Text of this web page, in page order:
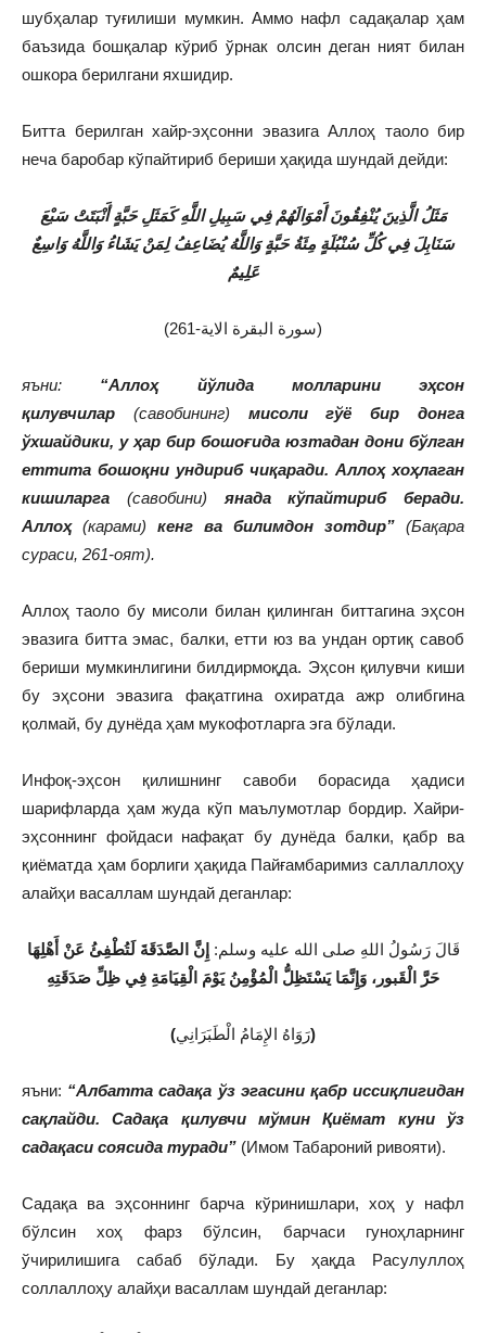
шубҳалар туғилиши мумкин. Аммо нафл садақалар ҳам
баъзида бошқалар кўриб ўрнак олсин деган ният билан
ошкора берилгани яхшидир.
Битта берилган хайр-эҳсонни эвазига Аллоҳ таоло бир
неча баробар кўпайтириб бериши ҳақида шундай дейди:
مَثَلُ الَّذِينَ يُنْفِقُونَ أَمْوَالَهُمْ فِي سَبِيلِ اللَّهِ كَمَثَلِ حَبَّةٍ أَنْبَتَتْ سَبْعَ
سَنَابِلَ فِي كُلِّ سُنْبُلَةٍ مِئَةُ حَبَّةٍ وَاللَّهُ يُضَاعِفُ لِمَنْ يَشَاءُ وَاللَّهُ وَاسِعٌ
عَلِيمٌ
(سورة البقرة الاية-261)
яъни: “Аллоҳ йўлида молларини эҳсон
қилувчилар (савобининг) мисоли гўё бир донга
ўхшайдики, у ҳар бир бошоғида юзтадан дони бўлган
еттита бошоқни ундириб чиқаради. Аллоҳ хоҳлаган
кишиларга (савобини) янада кўпайтириб беради.
Аллоҳ (карами) кенг ва билимдон зотдир” (Бақара
сураси, 261-оят).
Аллоҳ таоло бу мисоли билан қилинган биттагина эҳсон
эвазига битта эмас, балки, етти юз ва ундан ортиқ савоб
бериши мумкинлигини билдирмоқда. Эҳсон қилувчи киши
бу эҳсони эвазига фақатгина охиратда ажр олибгина
қолмай, бу дунёда ҳам мукофотларга эга бўлади.
Инфоқ-эҳсон қилишнинг савоби борасида ҳадиси
шарифларда ҳам жуда кўп маълумотлар бордир. Хайри-
эҳсоннинг фойдаси нафақат бу дунёда балки, қабр ва
қиёматда ҳам борлиги ҳақида Пайғамбаримиз саллаллоҳу
алайҳи васаллам шундай деганлар:
قَالَ رَسُولُ اللهِ صلى الله عليه وسلم: إنَّ الصَّدَقَةَ لَتُطْفِئُ عَنْ أَهْلِهَا
حَرَّ الْقَبور، وَإِنَّمَا يَسْتَظِلُّ الْمُؤْمِنُ يَوْمَ الْقِيَامَةِ فِي ظِلِّ صَدَقَتِهِ
(رَوَاهُ الإِمَامُ الْطَبَرَانِي)
яъни: “Албатта садақа ўз эгасини қабр иссиқлигидан
сақлайди. Садақа қилувчи мўмин Қиёмат куни ўз
садақаси соясида туради” (Имом Табароний ривояти).
Садақа ва эҳсоннинг барча кўринишлари, хоҳ у нафл
бўлсин хоҳ фарз бўлсин, барчаси гуноҳларнинг
ўчирилишига сабаб бўлади. Бу ҳақда Расулуллоҳ
соллаллоҳу алайҳи васаллам шундай деганлар: